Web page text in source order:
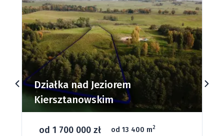
Działki budowlane nad Jeziorem
Dąbrowa Mała
od 93 280 zł od 1075 m 2 66 grunt